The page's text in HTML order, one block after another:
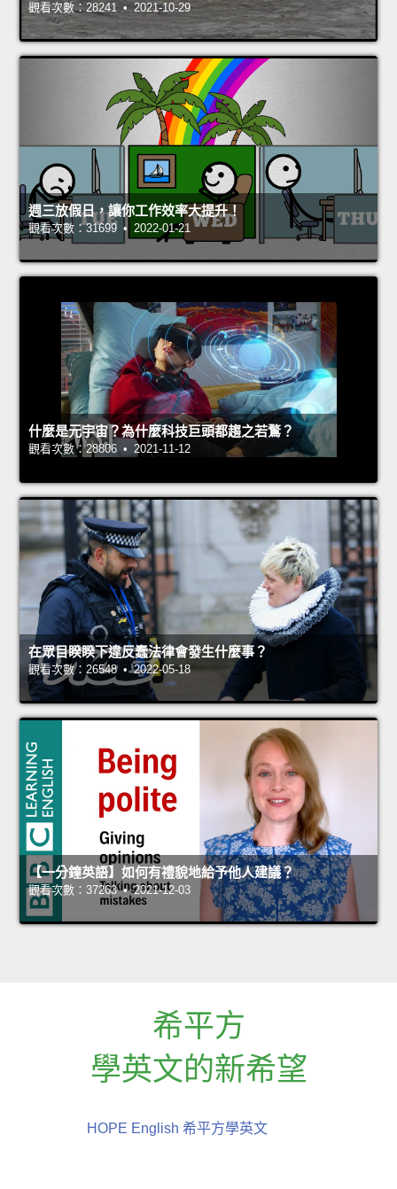
觀看次數：28241 • 2021-10-29
週三放假日，讓你工作效率大提升！
觀看次數：31699 • 2022-01-21
什麼是元宇宙？為什麼科技巨頭都趨之若鶩？
觀看次數：28806 • 2021-11-12
在眾目睽睽下違反蠢法律會發生什麼事？
觀看次數：26548 • 2022-05-18
【一分鐘英語】如何有禮貌地給予他人建議？
觀看次數：37263 • 2021-12-03
希平方
學英文的新希望
HOPE English 希平方學英文